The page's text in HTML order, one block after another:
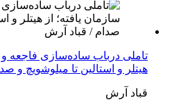
تاملی درباب سادەسازی فاجعە و
هیتلر و استالین تا میلوشویچ و
قباد آرش